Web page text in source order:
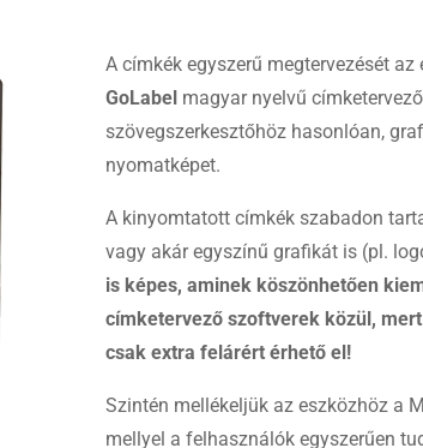
A címkék egyszerű megtervezését
GoLabel magyar nyelvű
szövegszerkesztőhöz hasonlóan,
nyomatképet.
A kinyomtatott címkék szabadon
vagy akár egyszínű grafikát is (pl.
is képes, aminek köszönhetően
címketervező szoftverek közül,
csak extra felárért érhető el!
Szintén mellékeljük az eszközhöz a
mellyel a felhasználók egyszerűen